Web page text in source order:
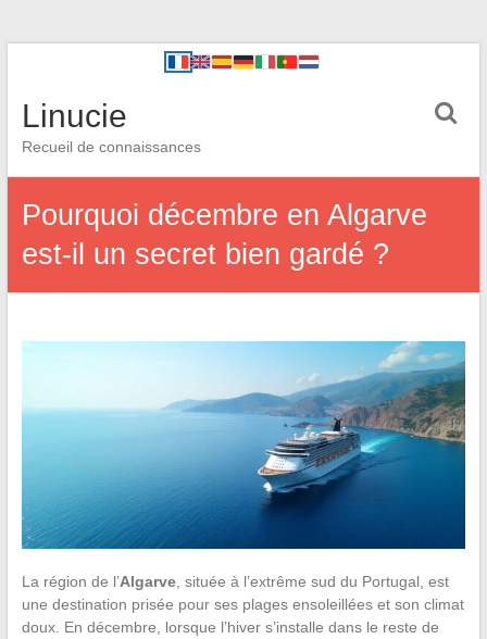
Linucie
Recueil de connaissances
Pourquoi décembre en Algarve
est-il un secret bien gardé ?
La région de l’Algarve, située à l’extrême sud du Portugal, est
une destination prisée pour ses plages ensoleillées et son climat
doux. En décembre, lorsque l’hiver s’installe dans le reste de